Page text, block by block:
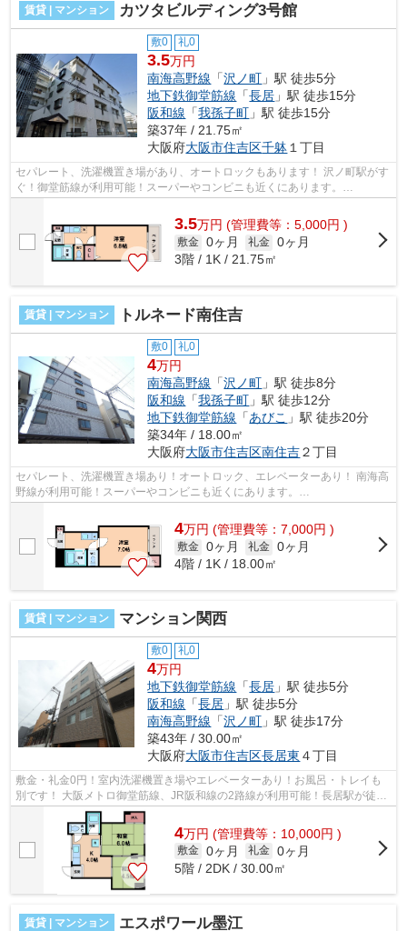
賃貸 | マンション カツタビルディング3号館
敷0 礼0
3.5万円
南海高野線 「沢ノ町 」駅 徒歩5分
地下鉄御堂筋線 「長居 」駅 徒歩15分
阪和線 「我孫子町 」駅 徒歩15分
築37年 / 21.75㎡
大阪府大阪市住吉区千躰 １丁目
セパレート、洗濯機置き場があり、オートロックもあります！ 沢ノ町駅がす
ぐ！御堂筋線が利用可能！スーパーやコンビニも近くにあります。
■□■□■□■□■□■□■□■□■□■□■□■□■□■□■□■□■□■□■□■...
3.5万円 (管理費等：5,000円 )
敷金 0ヶ月 礼金 0ヶ月
3階 / 1K / 21.75㎡
賃貸 | マンション トルネード南住吉
敷0 礼0
4万円
南海高野線 「沢ノ町 」駅 徒歩8分
阪和線 「我孫子町 」駅 徒歩12分
地下鉄御堂筋線 「あびこ 」駅 徒歩20分
築34年 / 18.00㎡
大阪府大阪市住吉区南住吉２丁目
セパレート、洗濯機置き場あり！オートロック、エレベーターあり！ 南海高
野線が利用可能！スーパーやコンビニも近くにあります。
■□■□■□■□■□■□■□■□■□■□■□■□■□■□■□■□■□■□■□■□ ご覧い...
4万円 (管理費等：7,000円 )
敷金 0ヶ月 礼金 0ヶ月
4階 / 1K / 18.00㎡
賃貸 | マンション マンション関西
敷0 礼0
4万円
地下鉄御堂筋線 「長居 」駅 徒歩5分
阪和線 「長居 」駅 徒歩5分
南海高野線 「沢ノ町 」駅 徒歩17分
築43年 / 30.00㎡
大阪府大阪市住吉区長居東 ４丁目
敷金・礼金0円！室内洗濯機置き場やエレベーターあり！お風呂・トレイも
別です！ 大阪メトロ御堂筋線、JR阪和線の2路線が利用可能！長居駅が徒歩
圏内です！ ■□■□■□■□■□■□■□■□■□■□■□■...
4万円 (管理費等：10,000円 )
敷金 0ヶ月 礼金 0ヶ月
5階 / 2DK / 30.00㎡
賃貸 | マンション エスポワール墨江